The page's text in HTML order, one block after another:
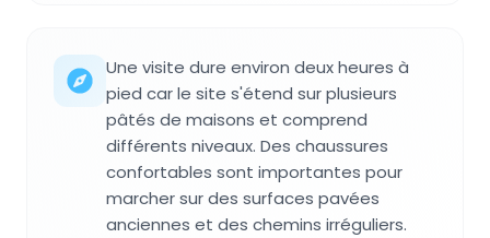
Une visite dure environ deux heures à
pied car le site s'étend sur plusieurs
pâtés de maisons et comprend
différents niveaux. Des chaussures
confortables sont importantes pour
marcher sur des surfaces pavées
anciennes et des chemins irréguliers.